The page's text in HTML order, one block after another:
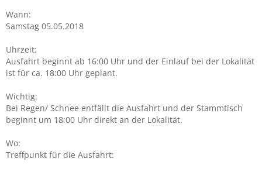
Wann:
Samstag 05.05.2018
Uhrzeit:
Ausfahrt beginnt ab 16:00 Uhr und der Einlauf bei der Lokalität
ist für ca. 18:00 Uhr geplant.
Wichtig:
Bei Regen/ Schnee entfällt die Ausfahrt und der Stammtisch
beginnt um 18:00 Uhr direkt an der Lokalität.
Wo:
Treffpunkt für die Ausfahrt: